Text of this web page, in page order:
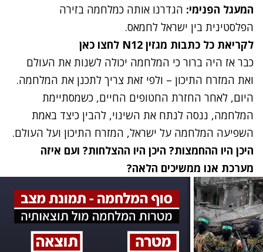
המעגל הפנימי: הגדרנו אותה כמלחמה בזירה
הפלסטינית בין ישראל לחמאס.
לקריאת כל כתבות מגזין N12 לחצו כאן
כבר אז היה ברור כי המלחמה יכולה לשנות את העולם
ואת המזרח התיכון – ולפי זאת צריך לתכנן את המלחמה.
היום, לאחר החזרת החטופים החיים, כשמסתיימת
המלחמה, ננסה לנתח את השינוי, להבין כיצד באמת
השפיעה המלחמה על ישראל, המזרח התיכון ועל העולם.
היכן היו ההחמצות? היכן היו ההצלחות? ועם איזה
מערכת אנו ממשיכים הלאה?